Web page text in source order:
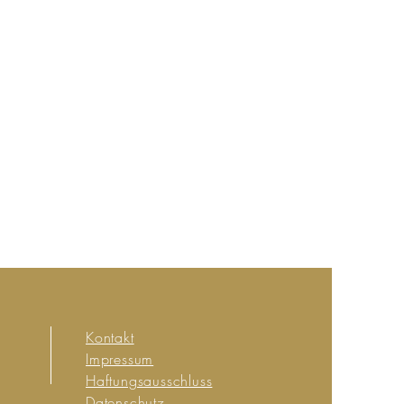
Kontakt
Impressum
Haftungsausschluss